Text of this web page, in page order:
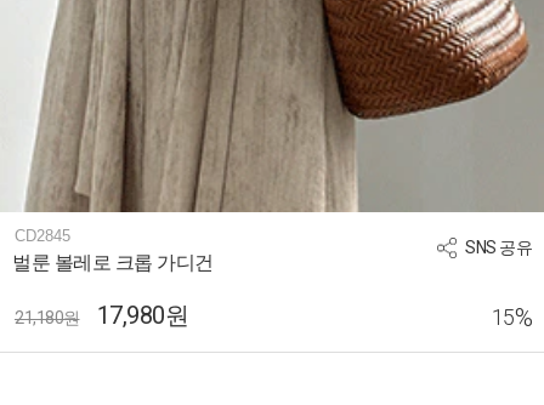
SNS 공유
CD2845
벌룬 볼레로 크롭 가디건
21,180원 17,980원 15%